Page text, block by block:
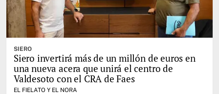
SIERO
Siero invertirá más de un millón de euros en
una nueva acera que unirá el centro de
Valdesoto con el CRA de Faes
EL FIELATO Y EL NORA